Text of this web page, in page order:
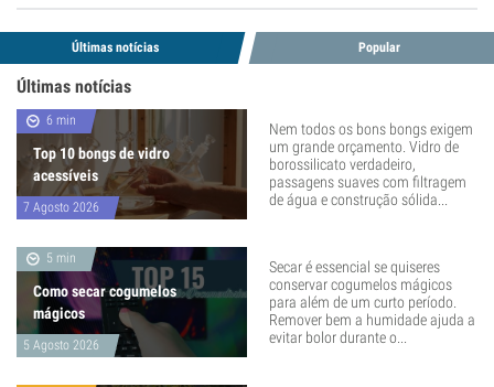
Últimas notícias Popular
Últimas notícias
6 min
Top 10 bongs de vidro
acessíveis
7 Agosto 2026
Nem todos os bons bongs exigem
um grande orçamento. Vidro de
borossilicato verdadeiro,
passagens suaves com filtragem
de água e construção sólida...
5 min
Como secar cogumelos
mágicos
5 Agosto 2026
Secar é essencial se quiseres
conservar cogumelos mágicos
para além de um curto período.
Remover bem a humidade ajuda a
evitar bolor durante o...